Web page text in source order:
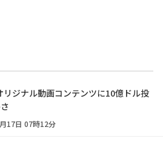
リジナル動画コンテンツに10億ドル投
17日 07時12分